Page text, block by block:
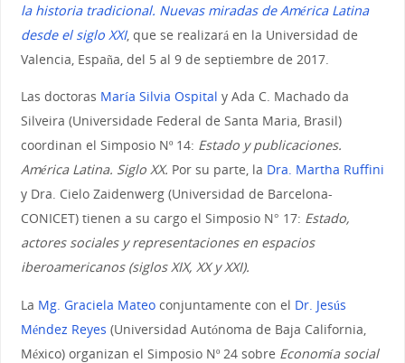
la historia tradicional. Nuevas miradas de América Latina
desde el siglo XXI, que se realizará en la Universidad de
Valencia, España, del 5 al 9 de septiembre de 2017.
Las doctoras María Silvia Ospital y Ada C. Machado da
Silveira (Universidade Federal de Santa Maria, Brasil)
coordinan el Simposio Nº 14: Estado y publicaciones.
América Latina. Siglo XX. Por su parte, la Dra. Martha Ruffini
y Dra. Cielo Zaidenwerg (Universidad de Barcelona-
CONICET) tienen a su cargo el Simposio N° 17: Estado,
actores sociales y representaciones en espacios
iberoamericanos (siglos XIX, XX y XXI).
La Mg. Graciela Mateoconjuntamente con el Dr. Jesús
Méndez Reyes (Universidad Autónoma de Baja California,
México) organizan el Simposio Nº 24 sobre Economía social